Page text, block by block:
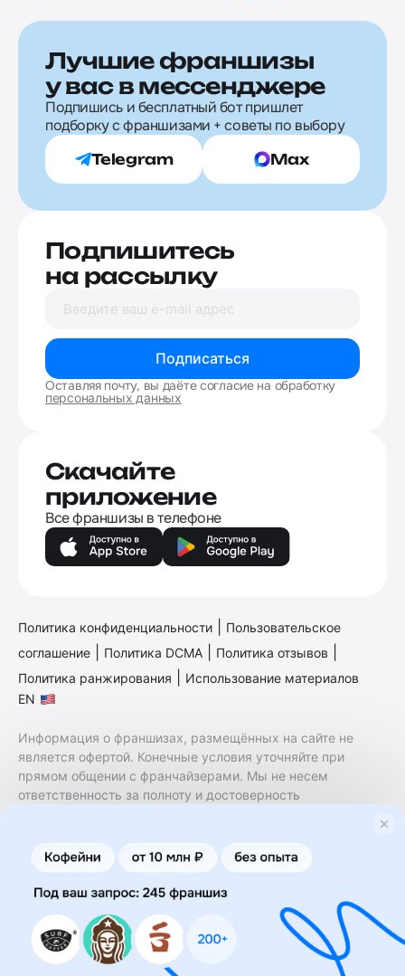
Лучшие франшизы
у вас в мессенджере
Подпишись и бесплатный бот пришлет
подборку с франшизами + советы по выбору
Telegram Max
Подпишитесь
на рассылку
Подписаться
Оставляя почту, вы даёте согласие на обработку
персональных данных
Скачайте
приложение
Все франшизы в телефоне
Политика конфиденциальности
Пользовательское
соглашение
Политика DCMA Политика отзывов
Политика ранжирования
Использование материалов
EN
Информация о франшизах, размещённых на сайте не
является офертой. Конечные условия уточняйте при
прямом общении с франчайзерами. Мы не несем
ответственность за полноту и достоверность
финансовые услуги. Заключение договоров
коммерческой концессии (франчайзинга) осуществляется
правообладателями/их представителями. Бизнесменс.ру
не является посредником или представителем
правообладателя и не несет ответственность за условия
предоставления франшизы и действия лиц,
осуществленные на основании информации, имеющейся